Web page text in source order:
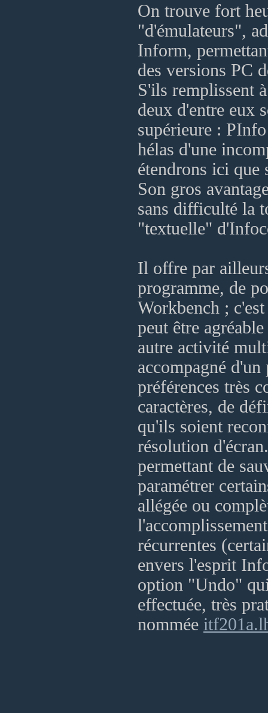
On trouve fort
"d'émulateurs",
Inform,
des versions PC
S'ils remplissent
deux d'entre eux
supérieure :
hélas d'une
étendrons ici que
Son gros
sans difficulté la
"textuelle"
Il offre par
programme, de
Workbench ;
peut être
autre activité
accompagné
préférences très
caractères, de
qu'ils soient
résolution
permettant de
paramétrer
allégée ou
récurrentes
envers l'esprit
option "Undo"
effectuée, très
nommée